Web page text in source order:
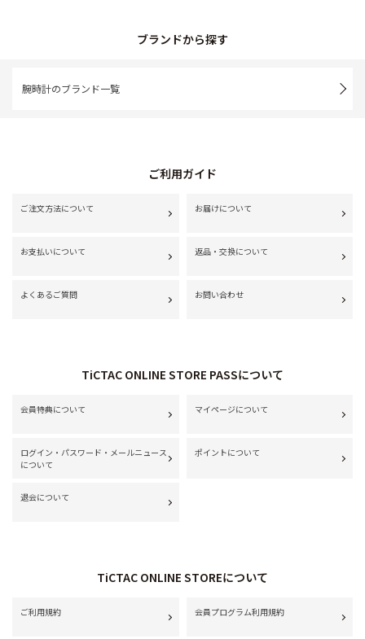
ブランドから探す
腕時計のブランド一覧
ご利用ガイド
ご注文方法について お届けについて
お支払いについて 返品・交換について
よくあるご質問 お問い合わせ
TiCTAC ONLINE STORE PASSについて
会員特典について マイページについて
ログイン・パスワード・メールニュース
について
ポイントについて
退会について
TiCTAC ONLINE STOREについて
ご利用規約 会員プログラム利用規約